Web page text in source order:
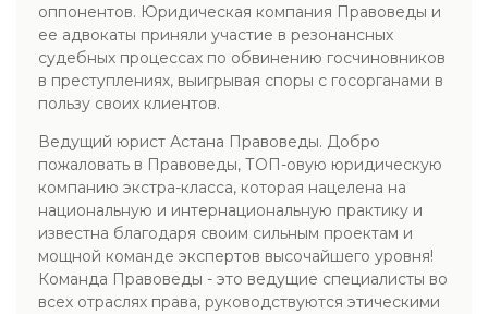
оппонентов. Юридическая компания Правоведы и
ее адвокаты приняли участие в резонансных
судебных процессах по обвинению госчиновников
в преступлениях, выигрывая споры с госорганами в
пользу своих клиентов.
Ведущий юрист Астана Правоведы. Добро
пожаловать в Правоведы, ТОП-овую юридическую
компанию экстра-класса, которая нацелена на
национальную и интернациональную практику и
известна благодаря своим сильным проектам и
мощной команде экспертов высочайшего уровня!
Команда Правоведы - это ведущие специалисты во
всех отраслях права, руководствуются этическими